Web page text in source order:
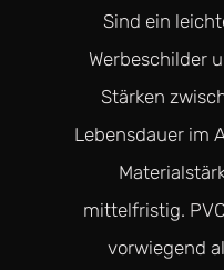
Sind ein
Werbeschilder
Stärken
Lebensdauer im
mittelfristig.
vorwiegend